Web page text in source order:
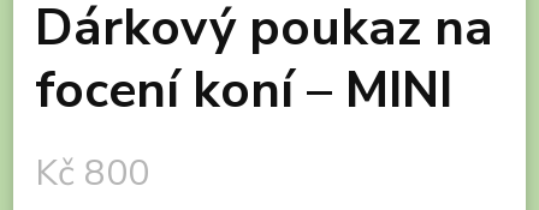
Dárkový poukaz na
focení koní – MINI
Kč 800